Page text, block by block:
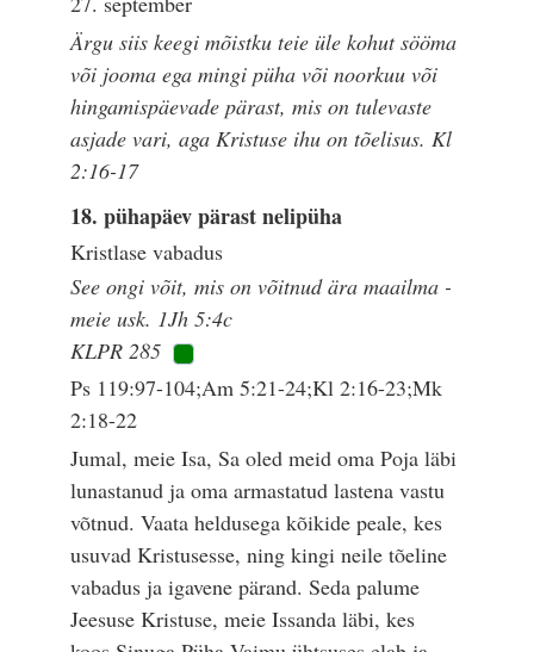
Ärgu siis keegi mõistku teie üle kohut sööma
või jooma ega mingi püha või noorkuu või
hingamispäevade pärast, mis on tulevaste
asjade vari, aga Kristuse ihu on tõelisus. Kl
2:16-17
18. pühapäev pärast nelipüha
Kristlase vabadus
See ongi võit, mis on võitnud ära maailma -
meie usk. 1Jh 5:4c
KLPR 285
Ps 119:97-104;Am 5:21-24;Kl 2:16-23;Mk
2:18-22
Jumal, meie Isa, Sa oled meid oma Poja läbi
lunastanud ja oma armastatud lastena vastu
võtnud. Vaata heldusega kõikide peale, kes
usuvad Kristusesse, ning kingi neile tõeline
vabadus ja igavene pärand. Seda palume
Jeesuse Kristuse, meie Issanda läbi, kes